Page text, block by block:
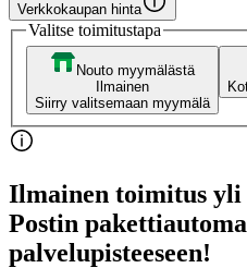
Verkkokaupan hinta
Valitse toimitustapa
Nouto myymälästä
Ilmainen
Siirry valitsemaan myymälä
Ilmainen toimitus yli
Postin
palvelupisteeseen!